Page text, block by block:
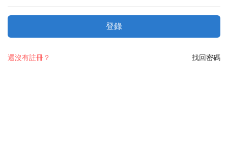
登錄
找回密碼
還沒有註冊？